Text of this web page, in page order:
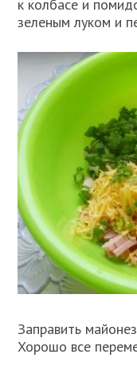
к колбасе и
зеленым луком и
Заправить
Хорошо все